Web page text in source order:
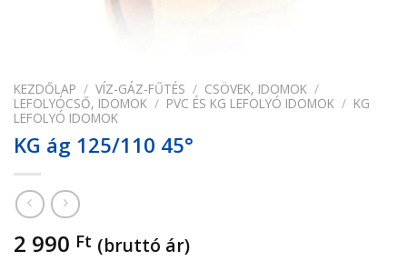
KEZDŐLAP / VÍZ-GÁZ-FŰTÉS / CSÖVEK, IDOMOK /
LEFOLYÓCSŐ, IDOMOK / PVC ÉS KG LEFOLYÓ IDOMOK / KG
LEFOLYÓ IDOMOK
KG ág 125/110 45°
2 990 Ft (bruttó ár)